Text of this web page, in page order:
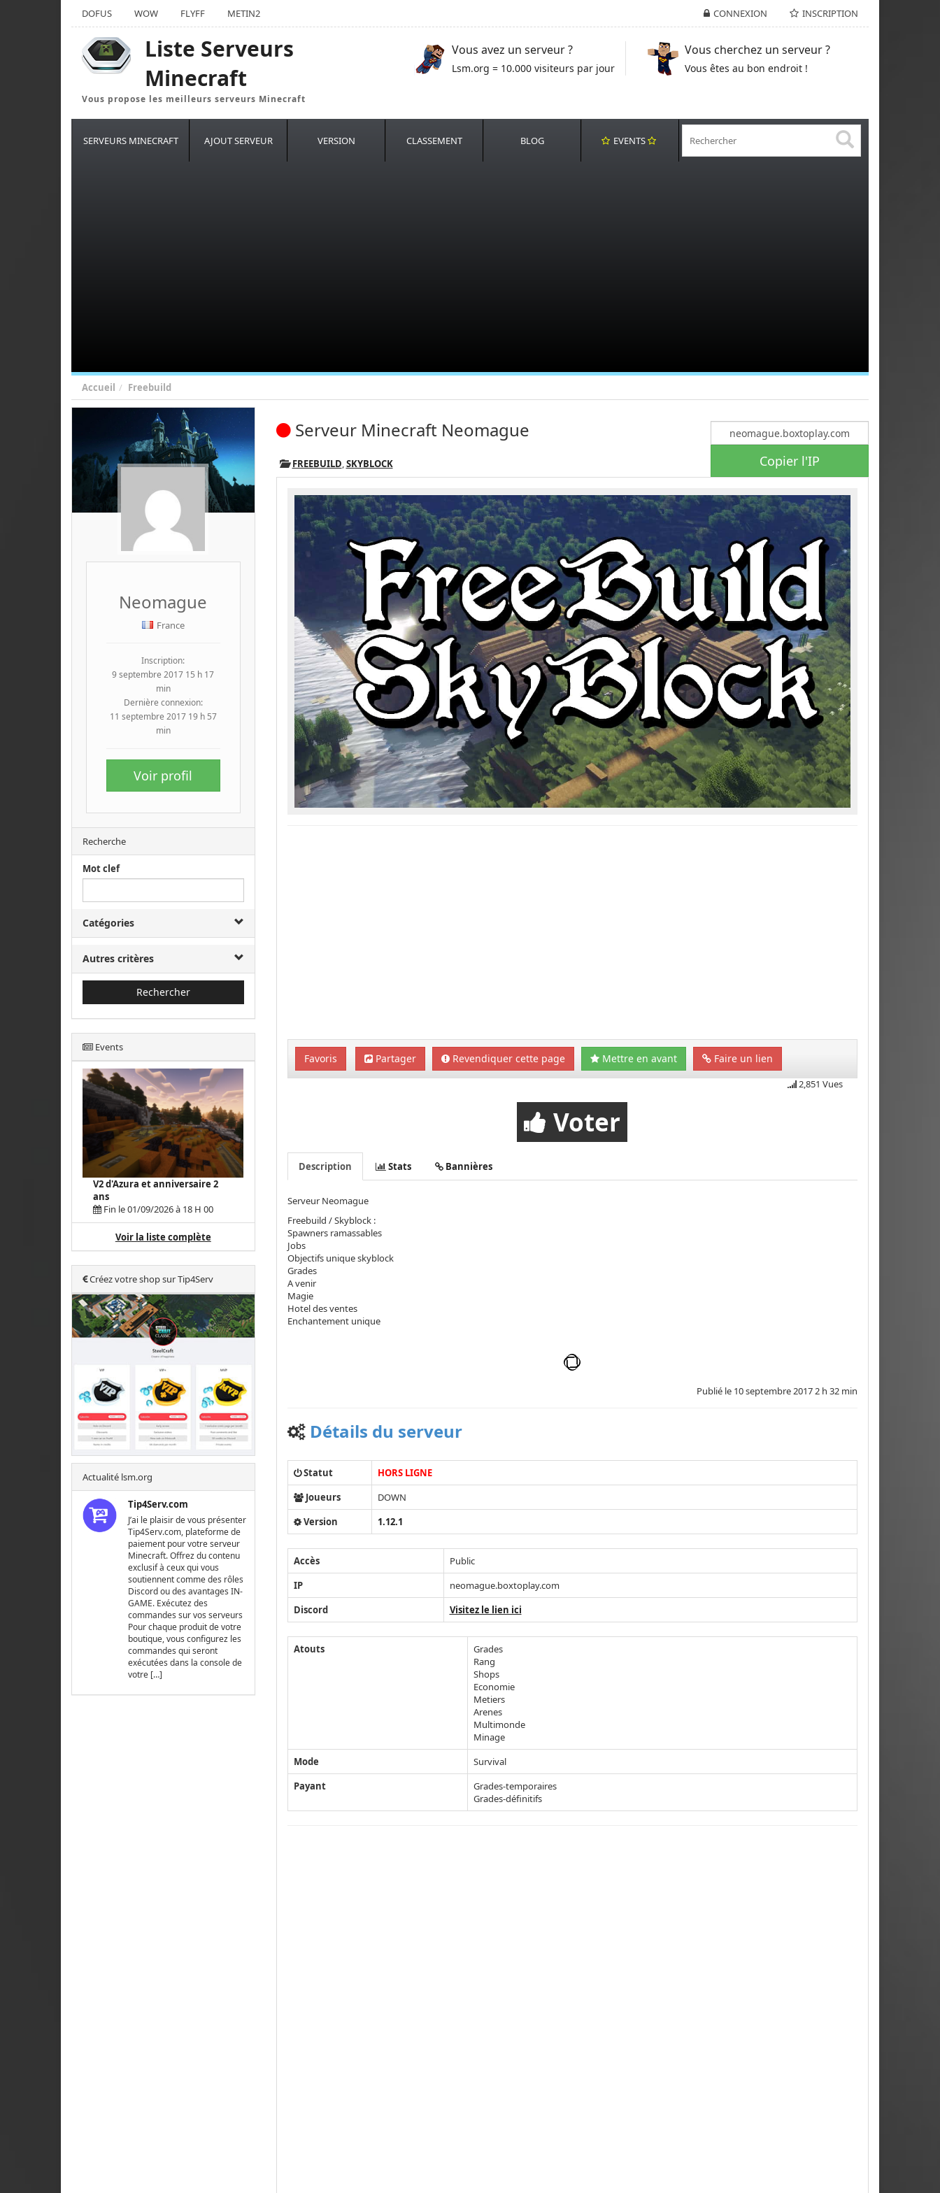
CONNEXION INSCRIPTION
DOFUS WOW FLYFF METIN2
Liste Serveurs
Minecraft
Vous propose les meilleurs serveurs Minecraft
Vous avez un serveur ?
Lsm.org = 10.000 visiteurs par jour
Vous cherchez un serveur ?
Vous êtes au bon endroit !
SERVEURS MINECRAFT AJOUT SERVEUR VERSION CLASSEMENT BLOG EVENTS
Accueil Freebuild
Neomague
France
Inscription:
9 septembre 2017 15 h 17
min
Dernière connexion:
11 septembre 2017 19 h 57
min
Voir profil
Recherche
Mot clef
Catégories
Autres critères
Rechercher
Events
V2 d'Azura et anniversaire 2
ans
Fin le 01/09/2026 à 18 H 00
Voir la liste complète
Créez votre shop sur Tip4Serv
Actualité lsm.org
Tip4Serv.com
J’ai le plaisir de vous présenter
Tip4Serv.com, plateforme de
paiement pour votre serveur
Minecraft. Offrez du contenu
exclusif à ceux qui vous
soutiennent comme des rôles
Discord ou des avantages IN-
GAME. Exécutez des
commandes sur vos serveurs
Pour chaque produit de votre
boutique, vous configurez les
commandes qui seront
exécutées dans la console de
votre […]
Copier l'IP
Serveur Minecraft Neomague
FREEBUILD,SKYBLOCK
Favoris Partager Revendiquer cette page Mettre en avant Faire un lien
2,851 Vues
Voter
Description Stats Bannières
Serveur Neomague
Freebuild / Skyblock :
Spawners ramassables
Jobs
Objectifs unique skyblock
Grades
A venir
Magie
Hotel des ventes
Enchantement unique
Publié le 10 septembre 2017 2 h 32 min
Détails du serveur
Statut
HORS LIGNE
Joueurs
DOWN
Version
1.12.1
Accès
Public
IP
neomague.boxtoplay.com
Discord
Visitez le lien ici
Atouts
Grades
Rang
Shops
Economie
Metiers
Arenes
Multimonde
Minage
Mode
Survival
Payant
Grades-temporaires
Grades-définitifs